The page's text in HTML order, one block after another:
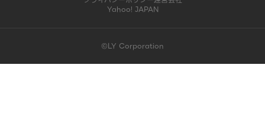
Yahoo! JAPAN
©LY Corporation
このコンテンツは掲載が終了しました | LINE占い